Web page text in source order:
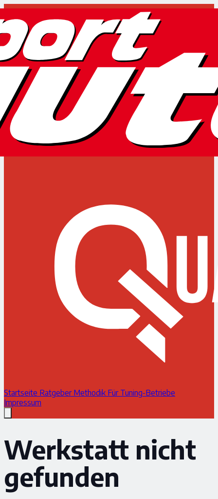
Startseite Ratgeber Methodik Für Tuning-Betriebe
Impressum
Werkstatt nicht
gefunden